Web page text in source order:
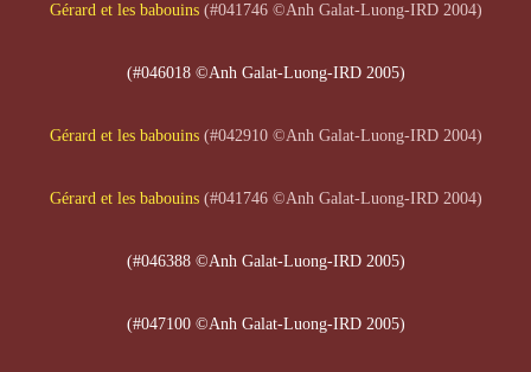
Gérard et les babouins (#041746 ©Anh Galat-Luong-IRD 2004)
(#046018 ©Anh Galat-Luong-IRD 2005)
Gérard et les babouins (#042910 ©Anh Galat-Luong-IRD 2004)
Gérard et les babouins (#041746 ©Anh Galat-Luong-IRD 2004)
(#046388 ©Anh Galat-Luong-IRD 2005)
(#047100 ©Anh Galat-Luong-IRD 2005)